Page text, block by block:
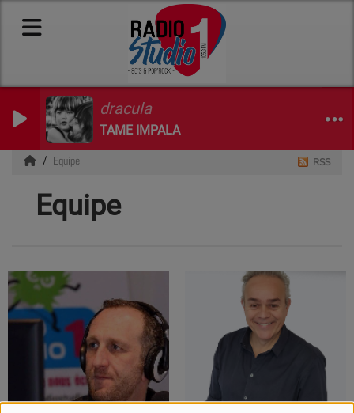
dracula
TAME IMPALA
Equipe
Equipe
RSS